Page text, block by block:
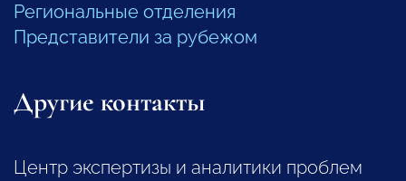
Региональные отделения
Представители за рубежом
Другие контакты
Центр экспертизы и аналитики проблем